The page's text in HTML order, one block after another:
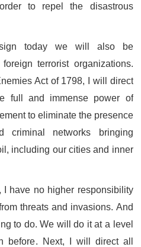
to repel the disastrous
today we will also be
terrorist organizations.
Act of 1798, I will direct
full and immense power of
to eliminate the presence
networks bringing
including our cities and inner
I have no higher responsibility
threats and invasions. And
to do. We will do it at a level
before. Next, I will direct all